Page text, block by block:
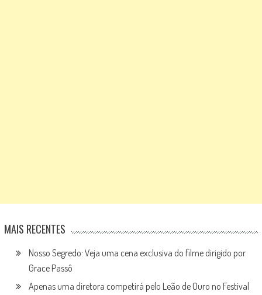
MAIS RECENTES
Nosso Segredo: Veja uma cena exclusiva do filme dirigido por
Grace Passô
Apenas uma diretora competirá pelo Leão de Ouro no Festival